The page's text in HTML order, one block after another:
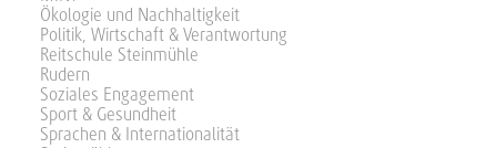
Ökologie und Nachhaltigkeit
Politik, Wirtschaft & Verantwortung
Reitschule Steinmühle
Rudern
Soziales Engagement
Sport & Gesundheit
Sprachen & Internationalität